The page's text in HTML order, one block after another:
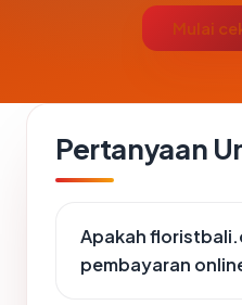
Mulai
Pertanyaan
Apakah
pembayaran